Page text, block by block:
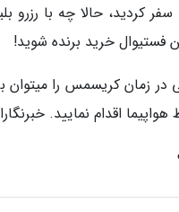
سفر کردید، حالا چه با
فستیوال خرید برنده شوید!
در زمان کریسمس را میتوان
هواپیما اقدام نمایید.